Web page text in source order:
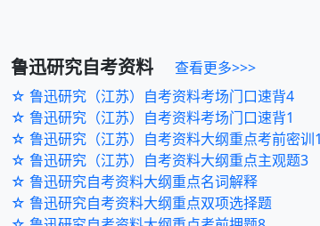
鲁迅研究自考资料
查看更多>>>
☆ 鲁迅研究（江苏）自考资料考场门口速背4
☆ 鲁迅研究（江苏）自考资料考场门口速背1
☆ 鲁迅研究（江苏）自考资料大纲重点考前密训1
☆ 鲁迅研究（江苏）自考资料大纲重点主观题3
☆ 鲁迅研究自考资料大纲重点名词解释
☆ 鲁迅研究自考资料大纲重点双项选择题